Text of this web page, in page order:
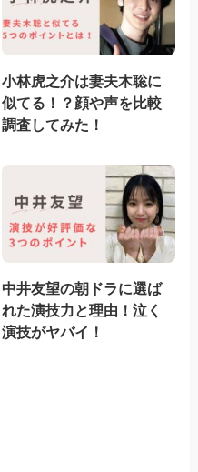
小林虎之介は妻夫木聡に
似てる！？顔や声を比較
調査してみた！
中井友望の朝ドラに選ば
れた演技力と理由！泣く
演技がヤバイ！